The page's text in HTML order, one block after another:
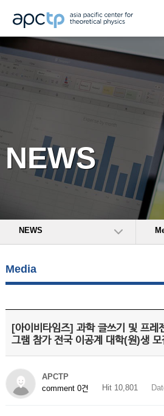
NEWS
NEWS
Media
[아이비타임즈] 과학 글쓰기 및 프레
그램 참가 전국 이공계 대학(원)생 모
APCTP
comment 0건
Hit 10,801